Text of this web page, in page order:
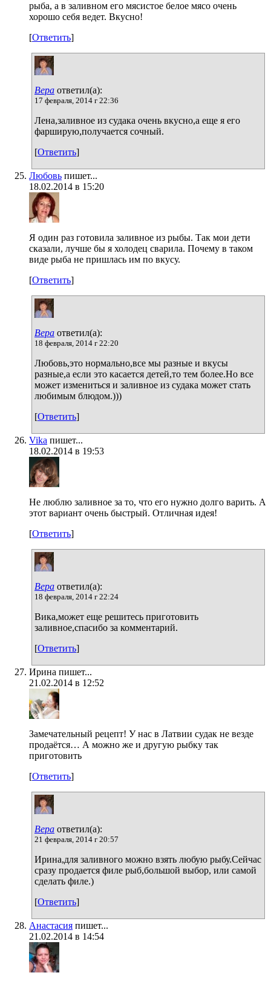
рыба, а в заливном его мясистое белое мясо очень
хорошо себя ведет. Вкусно!
[Ответить]
Вера ответил(а):
17 февраля, 2014 г 22:36
Лена,заливное из судака очень вкусно,а еще я его
фарширую,получается сочный.
[Ответить]
Любовь пишет...
18.02.2014 в 15:20
Я один раз готовила заливное из рыбы. Так мои дети
сказали, лучше бы я холодец сварила. Почему в таком
виде рыба не пришлась им по вкусу.
[Ответить]
Вера ответил(а):
18 февраля, 2014 г 22:20
Любовь,это нормально,все мы разные и вкусы
разные,а если это касается детей,то тем более.Но все
может измениться и заливное из судака может стать
любимым блюдом.)))
[Ответить]
Vika пишет...
18.02.2014 в 19:53
Не люблю заливное за то, что его нужно долго варить. А
этот вариант очень быстрый. Отличная идея!
[Ответить]
Вера ответил(а):
18 февраля, 2014 г 22:24
Вика,может еще решитесь приготовить
заливное,спасибо за комментарий.
[Ответить]
Ирина пишет...
21.02.2014 в 12:52
Замечательный рецепт! У нас в Латвии судак не везде
продаётся… А можно же и другую рыбку так
приготовить
[Ответить]
Вера ответил(а):
21 февраля, 2014 г 20:57
Ирина,для заливного можно взять любую рыбу.Сейчас
сразу продается филе рыб,большой выбор, или самой
сделать филе.)
[Ответить]
Анастасия пишет...
21.02.2014 в 14:54